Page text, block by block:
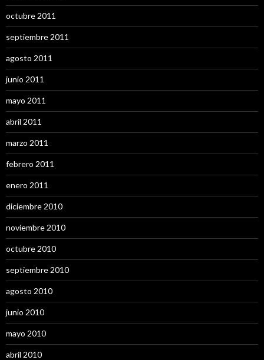
octubre 2011
septiembre 2011
agosto 2011
junio 2011
mayo 2011
abril 2011
marzo 2011
febrero 2011
enero 2011
diciembre 2010
noviembre 2010
octubre 2010
septiembre 2010
agosto 2010
junio 2010
mayo 2010
abril 2010